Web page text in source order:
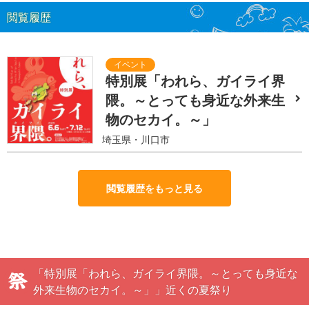
閲覧履歴
特別展「われら、ガイライ界
隈。～とっても身近な外来生
物のセカイ。～」
埼玉県・川口市
閲覧履歴をもっと見る
「特別展「われら、ガイライ界隈。～とっても身近な
外来生物のセカイ。～」」近くの夏祭り